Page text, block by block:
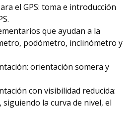
el GPS: toma e introducción
que ayudan a la
podómetro, inclinómetro y
orientación somera y
con visibilidad reducida:
la curva de nivel, el